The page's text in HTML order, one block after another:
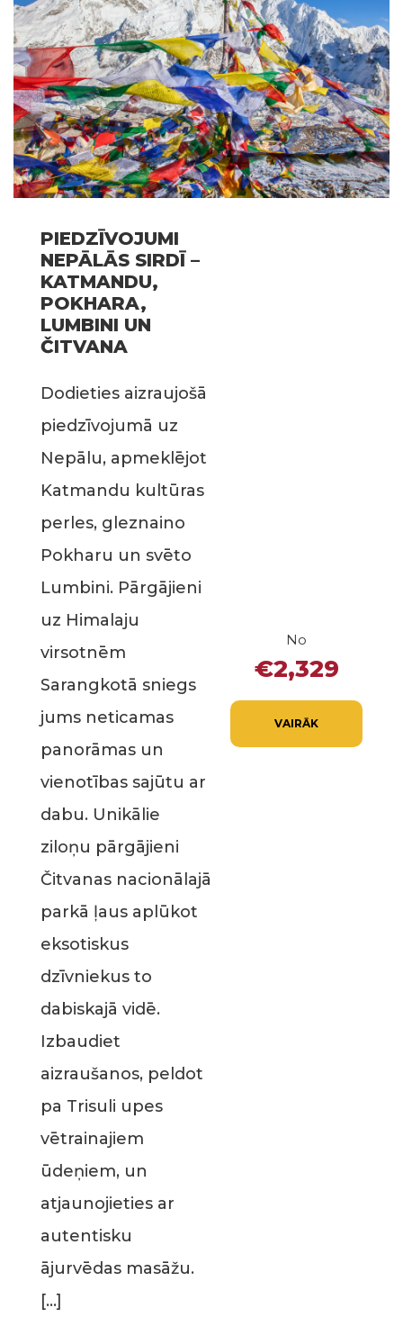
PIEDZĪVOJUMI
NEPĀLĀS SIRDĪ –
KATMANDU,
POKHARA,
LUMBINI UN
ČITVANA
Dodieties aizraujošā
piedzīvojumā uz
Nepālu, apmeklējot
Katmandu kultūras
perles, gleznaino
Pokharu un svēto
Lumbini. Pārgājieni
uz Himalaju
virsotnēm
Sarangkotā sniegs
jums neticamas
panorāmas un
vienotības sajūtu ar
dabu. Unikālie
ziloņu pārgājieni
Čitvanas nacionālajā
parkā ļaus aplūkot
eksotiskus
dzīvniekus to
dabiskajā vidē.
Izbaudiet
aizraušanos, peldot
pa Trisuli upes
vētrainajiem
ūdeņiem, un
atjaunojieties ar
autentisku
ājurvēdas masāžu.
[…]
No
€2,329
VAIRĀK